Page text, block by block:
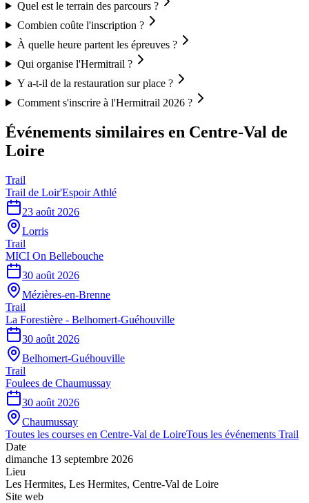
Quel est le terrain des parcours ?
Combien coûte l'inscription ?
À quelle heure partent les épreuves ?
Qui organise l'Hermitrail ?
Y a-t-il de la restauration sur place ?
Comment s'inscrire à l'Hermitrail 2026 ?
Événements similaires en Centre-Val de
Loire
Trail
Trail de Loir'Espoir Athlé
23 août 2026
Lorris
Trail
MICI On Bellebouche
30 août 2026
Mézières-en-Brenne
Trail
La Forestière - Belhomert-Guéhouville
30 août 2026
Belhomert-Guéhouville
Trail
Foulees de Chaumussay
30 août 2026
Chaumussay
Toutes les courses en Centre-Val de LoireTous les événements Trail
Date
dimanche 13 septembre 2026
Lieu
Les Hermites, Les Hermites, Centre-Val de Loire
Site web